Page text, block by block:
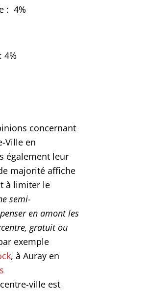
: 4%
4%
concernant
Ville en
également leur
majorité affiche
à limiter le
semi-
en amont les
gratuit ou
exemple
, à Auray en
ville est